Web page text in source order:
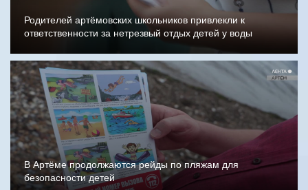
Родителей артёмовских школьников привлекли к
ответственности за нетрезвый отдых детей у воды
В Артёме продолжаются рейды по пляжам для
безопасности детей